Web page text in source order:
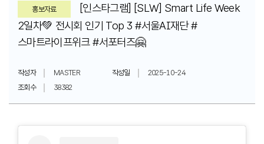
홍보자료
[인스타그램] [SLW] Smart Life Week
2일차💚 전시회 인기 Top 3 #서울AI재단 #
스마트라이프위크 #서포터즈🤗
작성자 MASTER 작성일
2025-10-24
조회수
38382